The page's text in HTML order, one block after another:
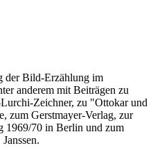
der Bild-Erzählung im
anderem mit Beiträgen zu
Zeichner, zu "Ottokar und
zum Gerstmayer-Verlag, zur
1969/70 in Berlin und zum